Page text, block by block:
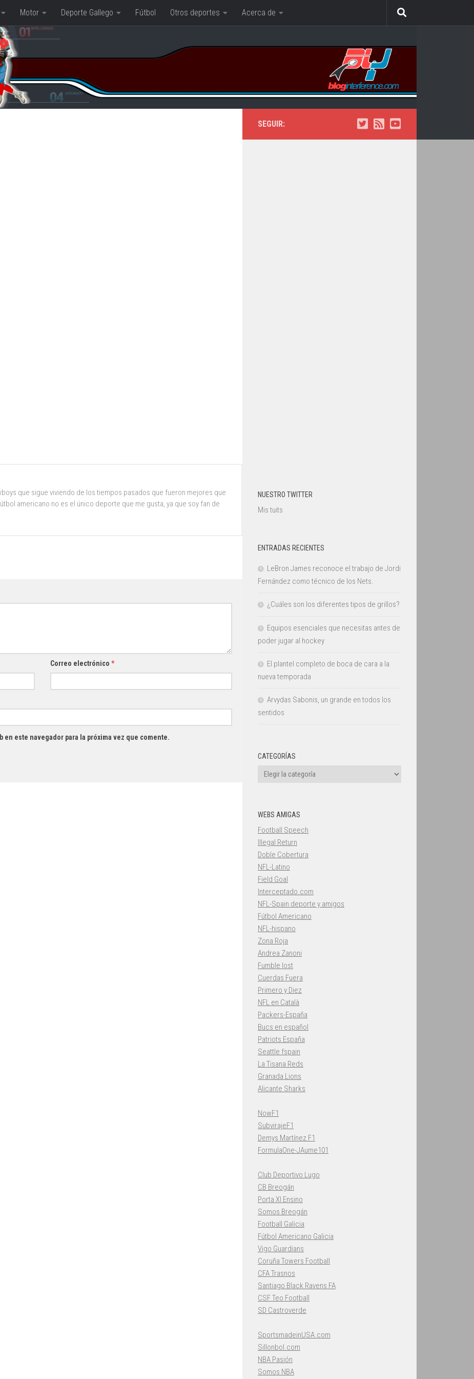
Motor Deporte Gallego Fútbol Otros deportes Acerca de
que sigue viviendo de los tiempos pasados que fueron mejores que
americano no es el único deporte que me gusta, ya que soy fan de
Correo electrónico *
en este navegador para la próxima vez que comente.
SEGUIR:
NUESTRO TWITTER
Mis tuits
ENTRADAS RECIENTES
LeBron James reconoce el trabajo de Jordi
Fernández como técnico de los Nets.
¿Cuáles son los diferentes tipos de grillos?
Equipos esenciales que necesitas antes de
poder jugar al hockey
El plantel completo de boca de cara a la
nueva temporada
Arvydas Sabonis, un grande en todos los
sentidos
CATEGORÍAS
Categorías
WEBS AMIGAS
Football Speech
Illegal Return
Doble Cobertura
NFL-Latino
Field Goal
Interceptado.com
NFL-Spain deporte y amigos
Fútbol Americano
NFL-hispano
Zona Roja
Andrea Zanoni
Fumble lost
Cuerdas Fuera
Primero y Diez
NFL en Català
Packers-España
Bucs en español
Patriots España
Seattle fspain
La Tisana Reds
Granada Lions
Alicante Sharks
NowF1
SubvirajeF1
Demys Martínez F1
FormulaOne-JAume101
Club Deportivo Lugo
CB Breogán
Porta XI Ensino
Somos Breogán
Football Galicia
Fútbol Americano Galicia
Vigo Guardians
Coruña Towers Football
CFA Trasnos
Santiago Black Ravens FA
CSF Teo Football
SD Castroverde
SportsmadeinUSA.com
Sillonbol.com
NBA Pasión
Somos NBA